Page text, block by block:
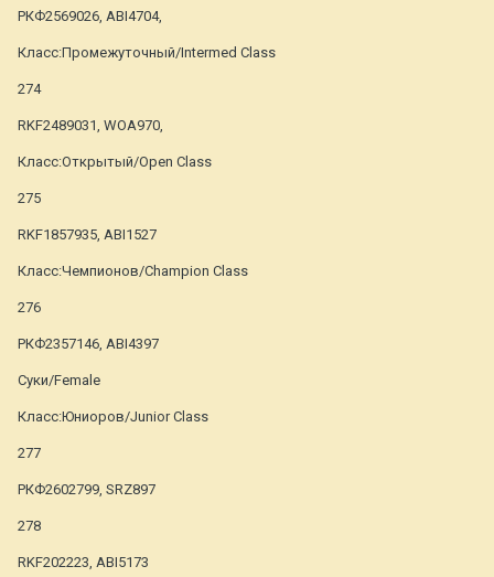
РКФ2569026, ABI4704,
Класс:Промежуточный/Intermed Class
274
RKF2489031, WOA970,
Класс:Открытый/Open Class
275
RKF1857935, ABI1527
Класс:Чемпионов/Champion Class
276
РКФ2357146, ABI4397
Суки/Female
Класс:Юниоров/Junior Class
277
РКФ2602799, SRZ897
278
RKF202223, ABI5173